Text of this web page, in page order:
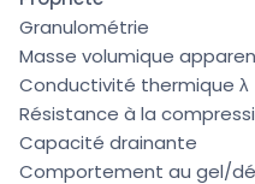
Granulométrie
Masse volumique
Conductivité thermique λ
Résistance à la
Capacité drainante
Comportement au gel/